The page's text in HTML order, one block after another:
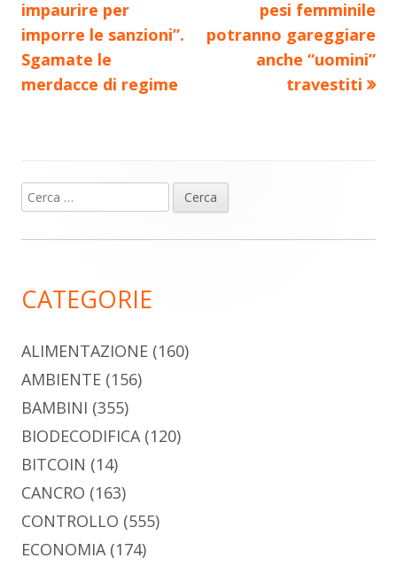
articoli
articolo:
impaurire per
imporre le sanzioni”.
Sgamate le
merdacce di regime
articolo:
pesi femminile
potranno gareggiare
anche “uomini”
travestiti
Barra
laterale
Ricerca
per:
CATEGORIE
ALIMENTAZIONE (160)
AMBIENTE (156)
BAMBINI (355)
BIODECODIFICA(120)
BITCOIN (14)
CANCRO (163)
CONTROLLO (555)
ECONOMIA(174)